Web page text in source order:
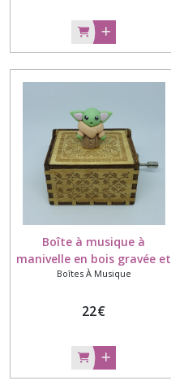
Boîte à musique à
manivelle en bois gravée et
décorée avec bébé Yoda
porcelaine froide
Boîtes À Musique
22€